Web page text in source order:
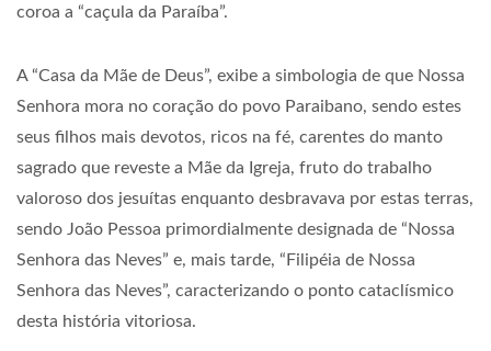
coroa a “caçula da Paraíba”.
A “Casa da Mãe de Deus”, exibe a simbologia de que Nossa
Senhora mora no coração do povo Paraibano, sendo estes
seus filhos mais devotos, ricos na fé, carentes do manto
sagrado que reveste a Mãe da Igreja, fruto do trabalho
valoroso dos jesuítas enquanto desbravava por estas terras,
sendo João Pessoa primordialmente designada de “Nossa
Senhora das Neves” e, mais tarde, “Filipéia de Nossa
Senhora das Neves”, caracterizando o ponto cataclísmico
desta história vitoriosa.